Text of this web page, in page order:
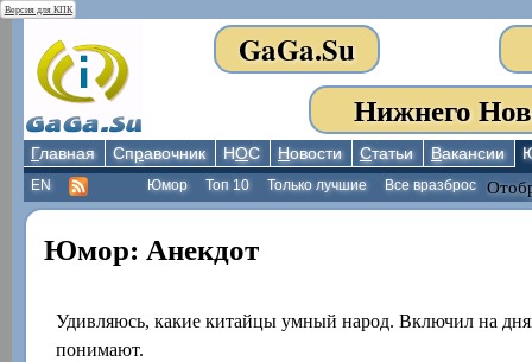
Версия для КПК
GaGa.Su
Нижнего
Главная Справочник НОС Новости Статьи Вакансии
Все вразброс
Только лучшие
Топ 10
Юмор
EN
Юмор: Анекдот
Удивляюсь, какие китайцы умный народ. Включил на
понимают.